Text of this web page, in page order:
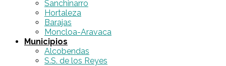
Sanchinarro
Hortaleza
Barajas
Moncloa-Aravaca
Municipios
Alcobendas
S.S. de los Reyes